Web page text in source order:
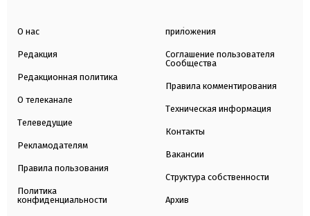
О нас
Редакция
Редакционная политика
О телеканале
Телеведущие
Рекламодателям
Правила пользования
Политика
конфиденциальности
приложения
Соглашение пользователя
Сообщества
Правила комментирования
Техническая информация
Контакты
Вакансии
Структура собственности
Архив